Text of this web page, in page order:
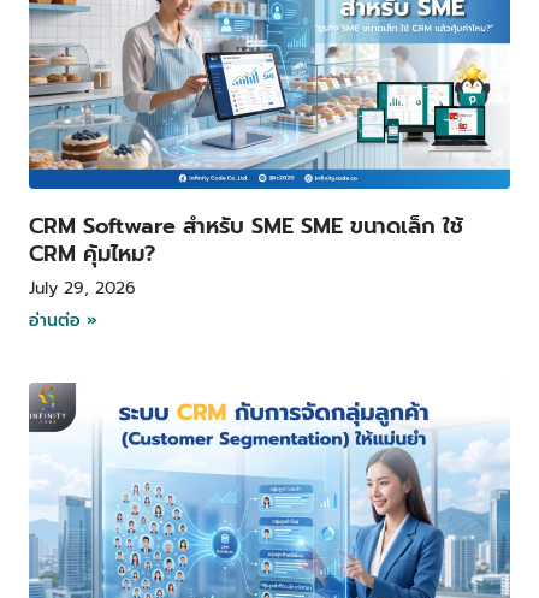
CRM Software สำหรับ SME SME ขนาดเล็ก ใช้
CRM คุ้มไหม?
July 29, 2026
อ่านต่อ »